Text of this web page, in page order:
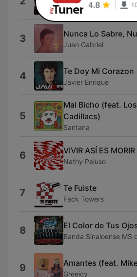
Pedro Ramayá Beltrán
3 Nunca Lo Sabre,
Juan Gabriel
4 Te Doy Mi Corazon
Javier Enrique
5
Mal Bicho (feat.
Cadillacs)
Santana
6 VIVIR ASÍ ES
Nathy Peluso
7 Te Fuiste
Fack Towers
8 El Color de Tus
Banda Sinaloense MS
9 Amantes (feat.
Greeicy